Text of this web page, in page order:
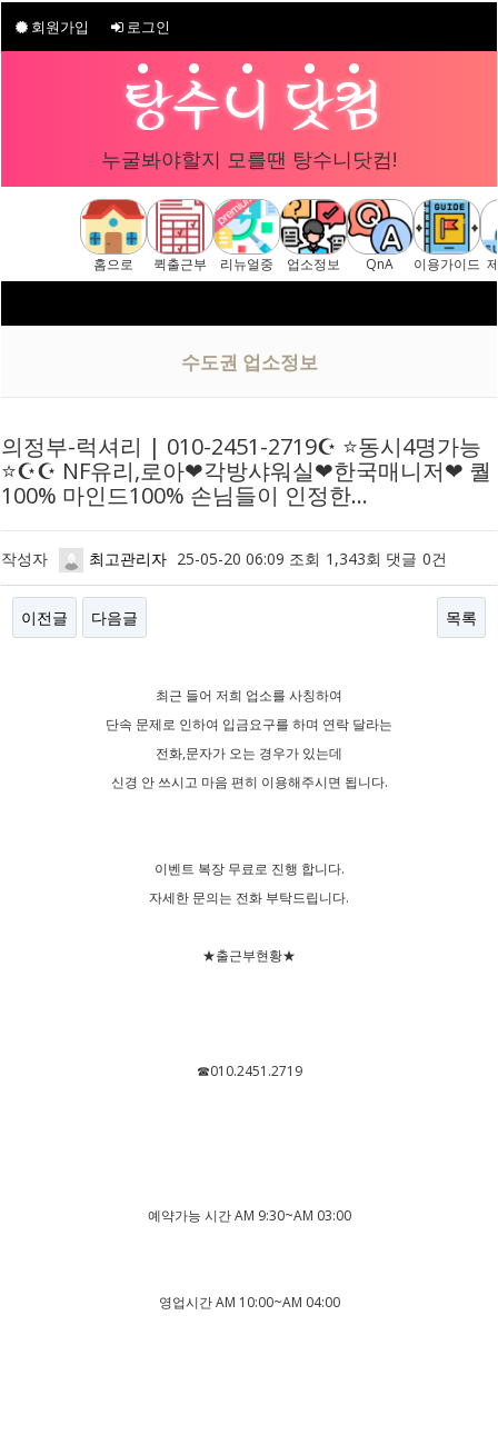
회원가입 로그인
누굴봐야할지 모를땐 탕수니닷컴!
홈으로 퀵출근부 리뉴얼중 업소정보 QnA 이용가이드
수도권 업소정보
의정부-럭셔리 | 010-2451-2719☪ ⭐동시4명가능
⭐☪☪ NF유리,로아❤각방샤워실❤한국매니저❤ 퀄
100% 마인드100% 손님들이 인정한…
작성자 최고관리자 25-05-20 06:09 조회 1,343회 댓글 0건
이전글 다음글 목록
최근 들어 저희 업소를 사칭하여
단속 문제로 인하여 입금요구를 하며 연락 달라는
전화,문자가 오는 경우가 있는데
신경 안 쓰시고 마음 편히 이용해주시면 됩니다.
이벤트 복장 무료로 진행 합니다.
자세한 문의는 전화 부탁드립니다.
★출근부현황★
☎010.2451.2719
예약가능 시간 AM 9:30~AM 03:00
영업시간 AM 10:00~AM 04:00